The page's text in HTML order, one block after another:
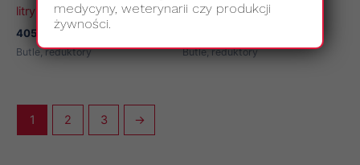
litry
405,00 zł
Butle, reduktory
litrów
Butle, reduktory
1 2 3 →
medycyny, weterynarii czy produkcji
żywności.